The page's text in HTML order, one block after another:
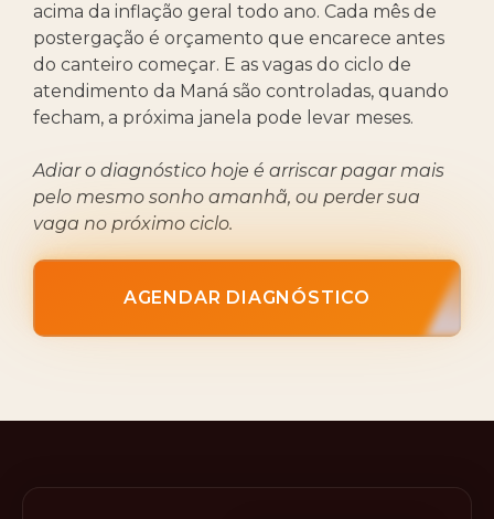
acima da inflação geral todo ano. Cada mês de
postergação é orçamento que encarece antes
do canteiro começar. E as vagas do ciclo de
atendimento da Maná são controladas, quando
fecham, a próxima janela pode levar meses.
Adiar o diagnóstico hoje é arriscar pagar mais
pelo mesmo sonho amanhã, ou perder sua
vaga no próximo ciclo.
AGENDAR DIAGNÓSTICO